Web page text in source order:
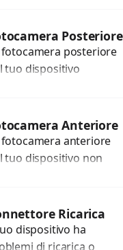
Posteriore
fotocamera posteriore
tuo dispositivo
problemi?
messa a fuoco
funzionante,...
Anteriore
fotocamera anteriore
tuo dispositivo non
Ripariamo o
immagini sfocate,
a...
Ricarica
dispositivo ha
di ricarica o